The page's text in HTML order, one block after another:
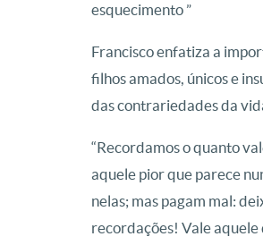
esquecimento ”
Francisco enfatiza a
filhos amados, únicos e
das contrariedades da
“Recordamos o quanto
aquele pior que parece
nelas; mas pagam mal:
recordações! Vale aquele